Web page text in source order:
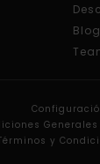
Blog
y